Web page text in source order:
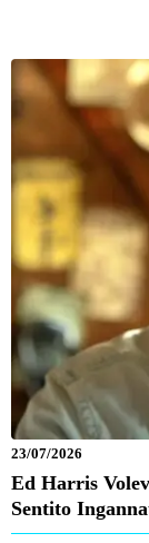
23/07/2026
Ed Harris
Sentito